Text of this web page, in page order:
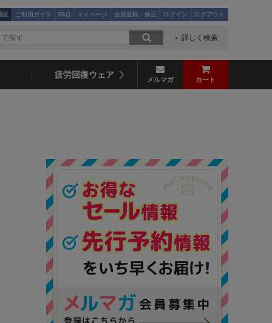
販 ご利用ガイド FAQ マイページ 会員登録・修正 ログイン ログアウト
詳しく検索
疲労回復ウェア メルマガ カート